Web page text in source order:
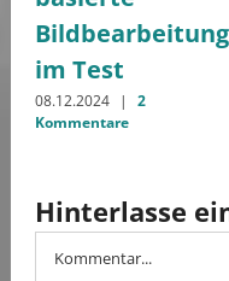
Bildbearbeitung
im Test
08.12.2024 |
2
Kommentare
Hinterlasse
Kommentar